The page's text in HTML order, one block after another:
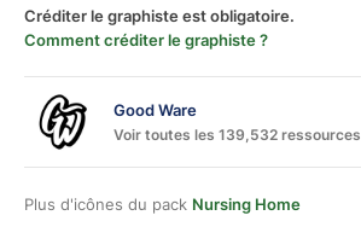
Créditer le graphiste est obligatoire.
Comment créditer le graphiste ?
Good Ware
Voir toutes les 139,532 ressources
Plus d'icônes du pack Nursing Home